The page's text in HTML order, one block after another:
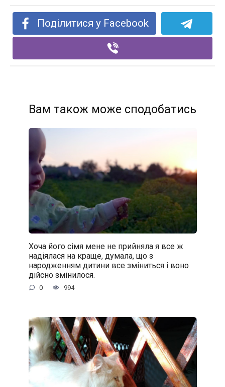
Поділитися у Facebook
Вам також може сподобатись
Хоча його сімя мене не прийняла я все ж
надіялася на краще, думала, що з
народженням дитини все зміниться і воно
дійсно змінилося.
0 994